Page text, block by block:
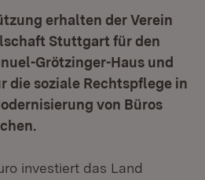
erhalten der Verein
Stuttgart für den
Grötzinger-Haus und
die soziale Rechtspflege in
von Büros
investiert das Land